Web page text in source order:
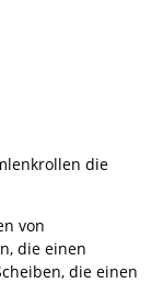
die
von
die einen
die einen